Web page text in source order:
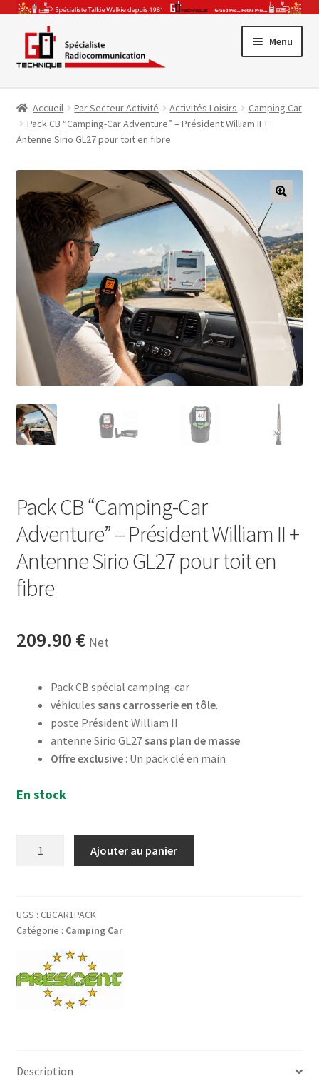
Aller
la
Aller
contenu
Menu
Gamme Pro
Ouvrir
enfant
le
menu
enfant
CB & Radio-Amateur
Ouvrir
le
menu
enfant
Accessoires & Antennes
Ouvrir
le
menu
enfant
Par Secteur Activité
Ouvrir
le
menu
enfant
Accueil Par Secteur Activité Activités Loisirs
Camping Car
Pack CB “Camping-Car Adventure” – Président William II +
Antenne Sirio GL27 pour toit en fibre
Pack CB “Camping-Car
Adventure” – Président William II +
Antenne Sirio GL27 pour toit en
fibre
209.90 € Net
Pack CB spécial camping-car
véhicules sans carrosserie en tôle.
poste Président William II
antenne Sirio GL27sans plan de masse
Offre exclusive: Un pack clé en main
En stock
"Camping-
Car
Adventure"
Président
William
Ajouter au panier
UGS : CBCAR1PACK
Catégorie : Camping Car
Description